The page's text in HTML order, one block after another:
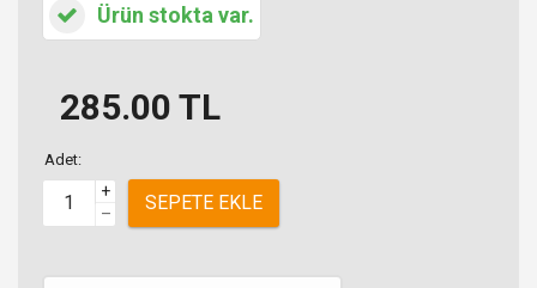
Ürün stokta var.
285.00 TL
Adet:
+
–
SEPETE EKLE